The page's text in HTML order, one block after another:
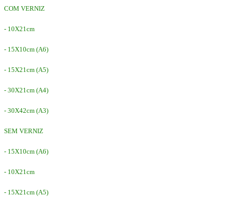
COM VERNIZ
- 10X21cm
- 15X10cm (A6)
- 15X21cm (A5)
- 30X21cm (A4)
- 30X42cm (A3)
SEM VERNIZ
- 15X10cm (A6)
- 10X21cm
- 15X21cm (A5)